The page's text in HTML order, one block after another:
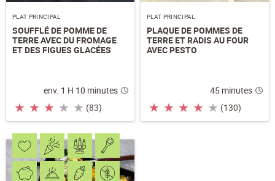
PLAT PRINCIPAL
SOUFFLÉ DE POMME DE
TERRE AVEC DU FROMAGE
ET DES FIGUES GLACÉES
env. 1 H 10 minutes
★ ★ ★ ★ ★ (83)
PLAT PRINCIPAL
PLAQUE DE POMMES DE
TERRE ET RADIS AU FOUR
AVEC PESTO
45 minutes
★ ★ ★ ★ ★ (130)